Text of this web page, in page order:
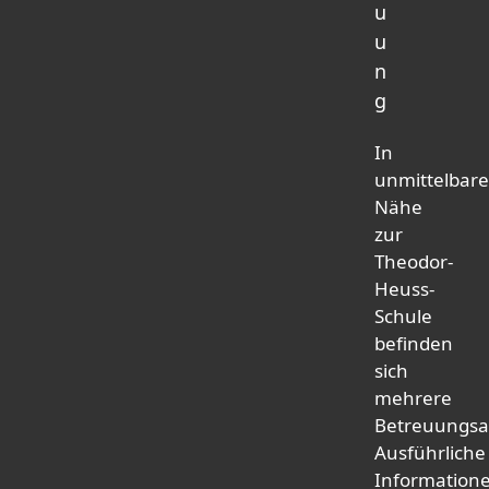
u
u
n
g
In
Nähe
zur
Theodor-
Heuss-
Schule
befinden
sich
mehrere
Ausführliche